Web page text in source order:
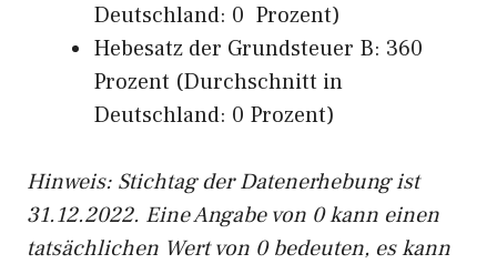
Deutschland: 0 Prozent)
Hebesatz der Grundsteuer B: 360
Prozent (Durchschnitt in
Deutschland: 0 Prozent)
Hinweis: Stichtag der Datenerhebung ist
31.12.2022. Eine Angabe von 0 kann einen
tatsächlichen Wert von 0 bedeuten, es kann